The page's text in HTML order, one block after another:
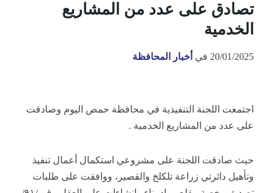
تصادق على عدد من المشاريع
الخدمية
20/01/2025 في أخبار المحافظة
اجتمعت اللجنة التنفيذية في محافظة حمص اليوم وصادقت
على عدد من المشاريع الخدمية .
حيث صادقت اللجنة على مشروعي استكمال أعمال تنفيذ
وتأهيل دائرتي زراعة تلكلخ والقصير، ووافقت على طلبات